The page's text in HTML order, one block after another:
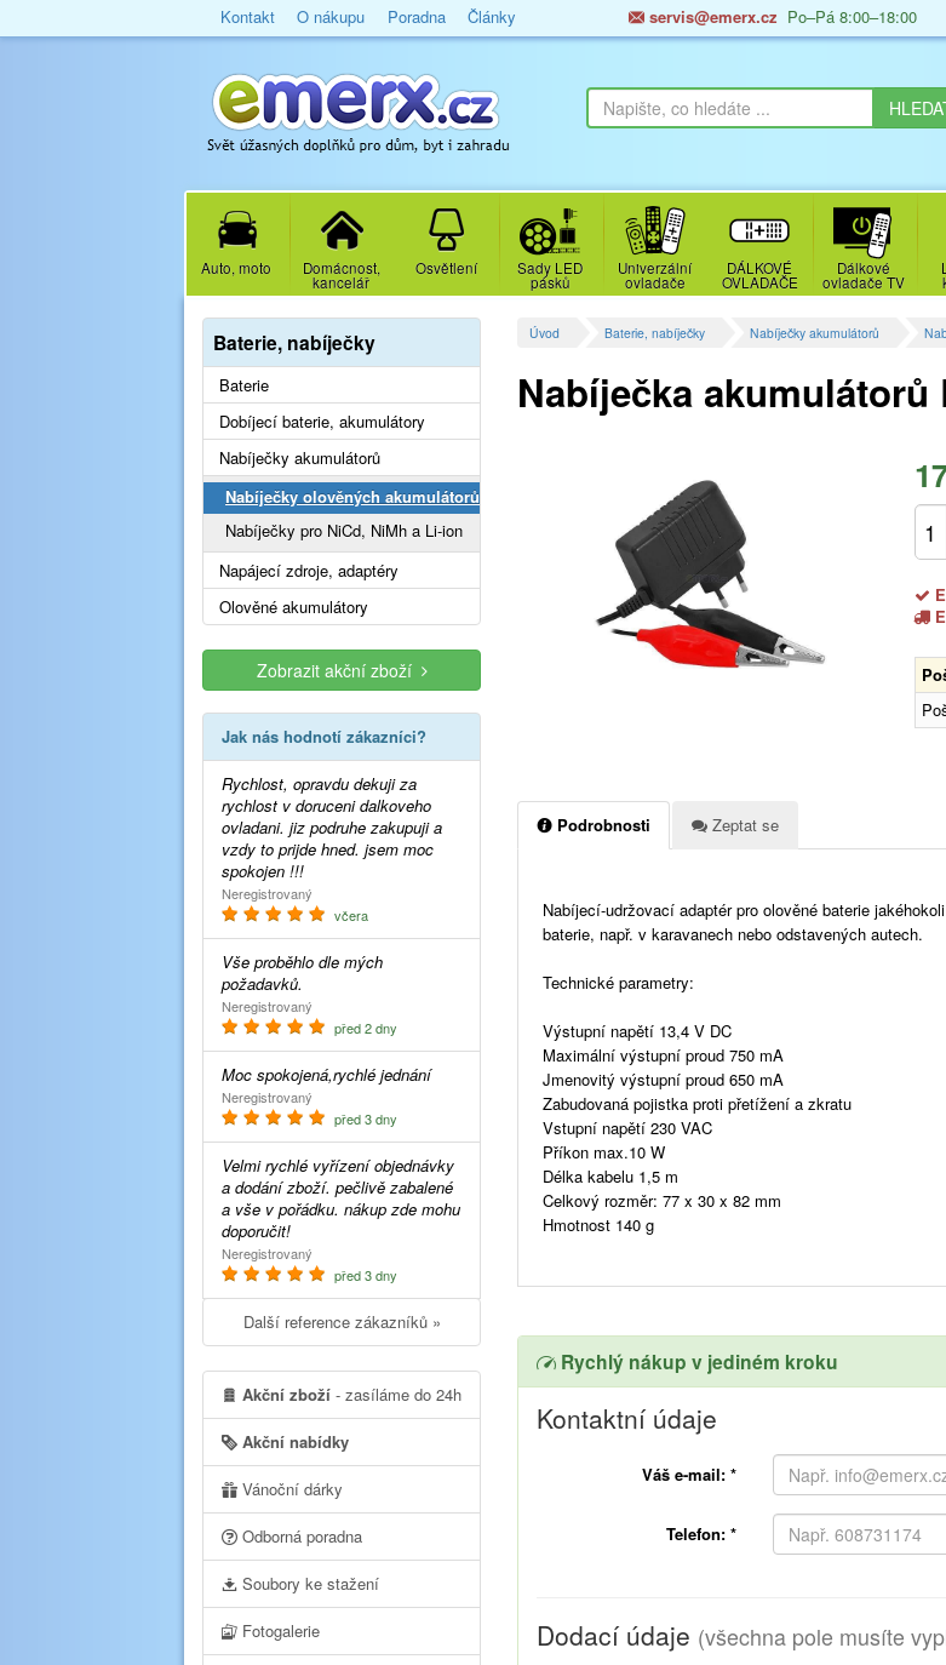
Kontakt O nákupu Poradna Články servis@emerx.cz Po–Pá 8:00–18:00
Auto, moto Domácnost,
kancelář
Osvětlení Sady LED
pásků
Univerzální
ovladače
DÁLKOVÉ
OVLADAČE
Dálkové
ovladače TV
Úvod Baterie, nabíječky Nabíječky akumulátorů
Nabíječka akumulátorů
Podrobnosti Zeptat se
Nabíjecí-udržovací adaptér pro olověné baterie
baterie, např. v karavanech nebo odstavených autech.
Technické parametry:
Výstupní napětí 13,4 V DC
Maximální výstupní proud 750 mA
Jmenovitý výstupní proud 650 mA
Zabudovaná pojistka proti přetížení a zkratu
Vstupní napětí 230 VAC
Příkon max.10 W
Délka kabelu 1,5 m
Celkový rozměr: 77 x 30 x 82 mm
Hmotnost 140 g
Rychlý nákup v jediném kroku
Kontaktní údaje
Váš e-mail: *
Telefon: *
Dodací údaje (všechna pole musíte
Baterie, nabíječky
Baterie
Dobíjecí baterie, akumulátory
Nabíječky akumulátorů
Nabíječky olověných akumulátorů
Nabíječky pro NiCd, NiMh a Li-ion
Napájecí zdroje, adaptéry
Olověné akumulátory
Zobrazit akční zboží
Jak nás hodnotí zákazníci?
Rychlost, opravdu dekuji za
rychlost v doruceni dalkoveho
ovladani. jiz podruhe zakupuji a
vzdy to prijde hned. jsem moc
spokojen !!!
Neregistrovaný
včera
Vše proběhlo dle mých
požadavků.
Neregistrovaný
před 2 dny
Moc spokojená,rychlé jednání
Neregistrovaný
před 3 dny
Velmi rychlé vyřízení objednávky
a dodání zboží. pečlivě zabalené
a vše v pořádku. nákup zde mohu
doporučit!
Neregistrovaný
před 3 dny
Další reference zákazníků »
Akční zboží - zasíláme do 24h
Akční nabídky
Vánoční dárky
Odborná poradna
Soubory ke stažení
Fotogalerie